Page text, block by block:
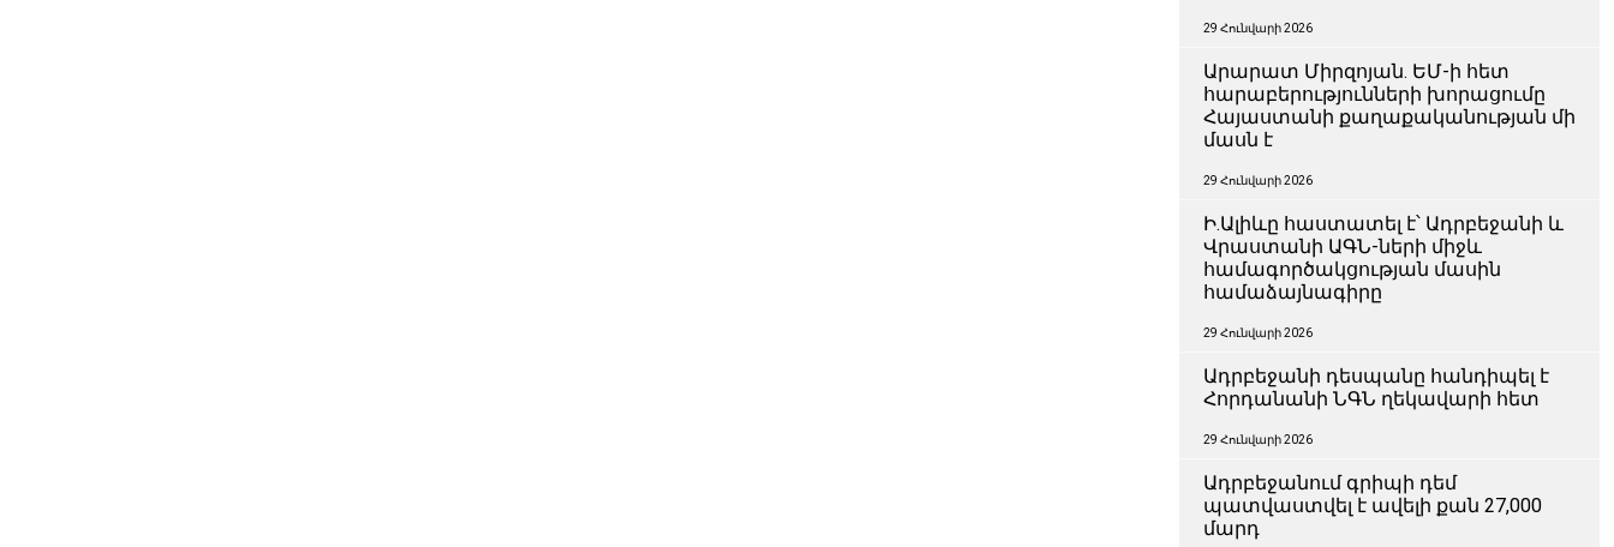
29 Հունվարի 2026
Արարատ Միրզոյան. ԵՄ-ի հետ
հարաբերությունների խորացումը
Հայաստանի քաղաքականության մի
մասն է
29 Հունվարի 2026
Ի.Ալիևը հաստատել է՝ Ադրբեջանի և
Վրաստանի ԱԳՆ-ների միջև
համագործակցության մասին
համաձայնագիրը
29 Հունվարի 2026
Ադրբեջանի դեսպանը հանդիպել է
Հորդանանի ՆԳՆ ղեկավարի հետ
29 Հունվարի 2026
Ադրբեջանում գրիպի դեմ
պատվաստվել է ավելի քան 27,000
մարդ